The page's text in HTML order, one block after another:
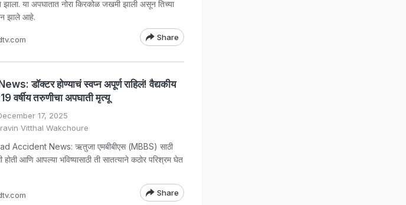
झाला. या अपघातात नोरा किरकोळ जखमी झाली असून तिच्या
झाले आहे.
Share
डॉक्टर होण्याचं स्वप्न अपूर्ण राहिलं! वैद्यकीय
19 वर्षीय तरुणीचा अपघाती मृत्यू
17, 2025
Vitthal Wakchoure
Accident News: ऋतुजा एमबीबीएस (MBBS) साठी
होती आणि आपल्या भविष्यासाठी ती सातत्याने कठोर परिश्रम घेत
Share